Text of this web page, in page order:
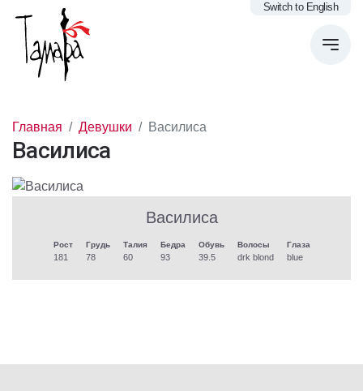
Switch to English
Главная Девушки Василиса
Василиса
Василиса
Рост
181
Грудь
78
Талия
60
Бедра
93
Обувь
39.5
Волосы
drk blond
Глаза
blue